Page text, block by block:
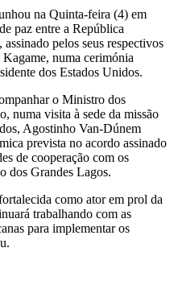
na Quinta-feira (4) em
paz entre a República
pelos seus respectivos
numa cerimónia
dos Estados Unidos.
o Ministro dos
numa visita à sede da missão
Agostinho Van-Dúnem
prevista no acordo assinado
de cooperação com os
dos Grandes Lagos.
como ator em prol da
trabalhando com as
para implementar os